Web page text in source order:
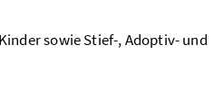
sowie Stief-, Adoptiv- und